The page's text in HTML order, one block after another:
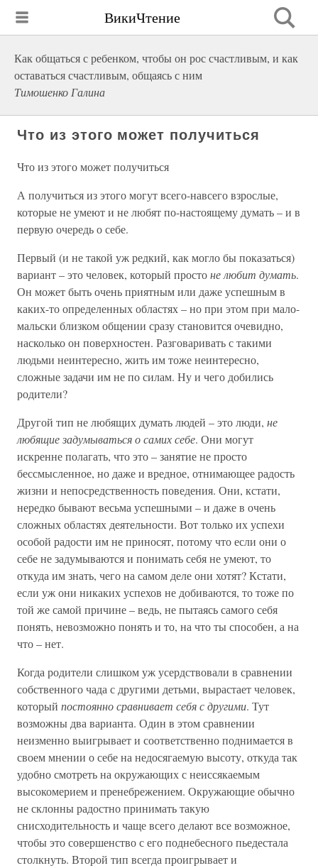
ВикиЧтение
Как общаться с ребенком, чтобы он рос счастливым, и как
оставаться счастливым, общаясь с ним
Тимошенко Галина
Что из этого может получиться
Что из этого может получиться
А получиться из этого могут всего-навсего взрослые,
которые не умеют и не любят по-настоящему думать – и в
первую очередь о себе.
Первый (и не такой уж редкий, как могло бы показаться)
вариант – это человек, который простоне любит думать.
Он может быть очень приятным или даже успешным в
каких-то определенных областях – но при этом при мало-
мальски близком общении сразу становится очевидно,
насколько он поверхностен. Разговаривать с такими
людьми неинтересно, жить им тоже неинтересно,
сложные задачи им не по силам. Ну и чего добились
родители?
Другой тип не любящих думать людей – это люди, не
любящие задумываться о самих себе. Они могут
искренне полагать, что это – занятие не просто
бессмысленное, но даже и вредное, отнимающее радость
жизни и непосредственность поведения. Они, кстати,
нередко бывают весьма успешными – и даже в очень
сложных областях деятельности. Вот только их успехи
особой радости им не приносят, потому что если они о
себе не задумываются и понимать себя не умеют, то
откуда им знать, чего на самом деле они хотят? Кстати,
если уж они никаких успехов не добиваются, то тоже по
той же самой причине – ведь, не пытаясь самого себя
понять, невозможно понять и то, на что ты способен, а на
что – нет.
Когда родители слишком уж усердствовали в сравнении
собственного чада с другими детьми, вырастает человек,
который постоянно сравнивает себя с другими. Тут
возможны два варианта. Один в этом сравнении
неизменно выигрывает и соответственно поднимается в
своем мнении о себе на недосягаемую высоту, откуда так
удобно смотреть на окружающих с неиссякаемым
высокомерием и пренебрежением. Окружающие обычно
не склонны радостно принимать такую
снисходительность и чаще всего делают все возможное,
чтобы это совершенство с его поднебесного пьедестала
столкнуть. Второй тип всегда проигрывает и